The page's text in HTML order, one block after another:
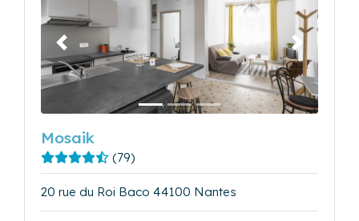
Précédent Suivant
Mosaik
(79)
20 rue du Roi Baco 44100 Nantes